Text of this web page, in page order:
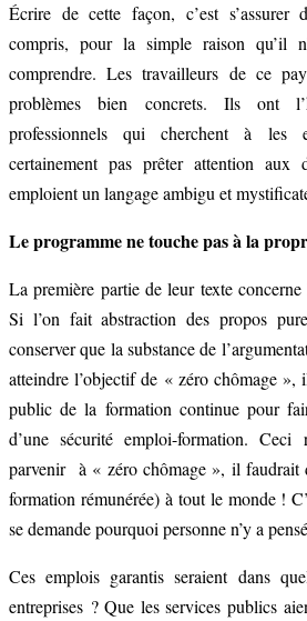
Écrire de cette façon, c’est s’assurer
compris, pour la simple raison qu’il
comprendre. Les travailleurs de ce
problèmes bien concrets. Ils ont
professionnels qui cherchent à les
certainement pas prêter attention aux
emploient un langage ambigu et
Le programme ne touche pas à la
La première partie de leur texte
Si l’on fait abstraction des propos
conserver que la substance de
atteindre l’objectif de « zéro chômage
public de la formation continue pour
d’une sécurité emploi-formation.
parvenir à « zéro chômage », il faudrait
formation rémunérée) à tout le monde !
se demande pourquoi personne n’y a
Ces emplois garantis seraient dans
entreprises ? Que les services publics